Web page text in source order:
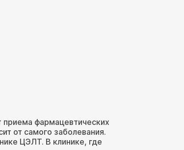
приема фармацевтических
от самого заболевания.
ЦЭЛТ. В клинике, где